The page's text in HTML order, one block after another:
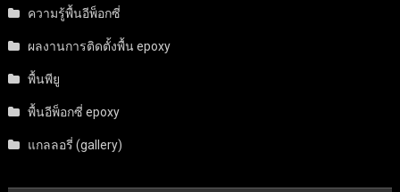
ความรู้พื้นอีพ็อกซี่
ผลงานการติดตั้งพื้น epoxy
พื้นพียู
พื้นอีพ็อกซี่ epoxy
แกลลอรี่ (gallery)